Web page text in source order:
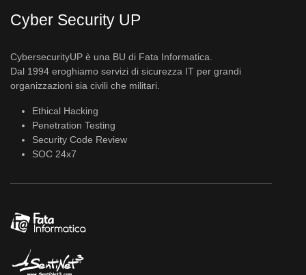
Cyber Security UP
CybersecurityUP è una BU di Fata Informatica.
Dal 1994 eroghiamo servizi di sicurezza IT per grandi
organizzazioni sia civili che militari.
Ethical Hacking
Penetration Testing
Security Code Review
SOC 24x7